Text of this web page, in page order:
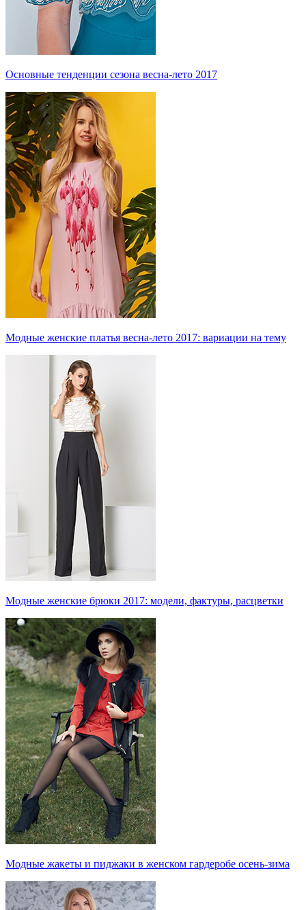
Основные тенденции сезона весна-лето 2017
Модные женские платья весна-лето 2017: вариации на тему
Модные женские брюки 2017: модели, фактуры, расцветки
Модные жакеты и пиджаки в женском гардеробе осень-зима